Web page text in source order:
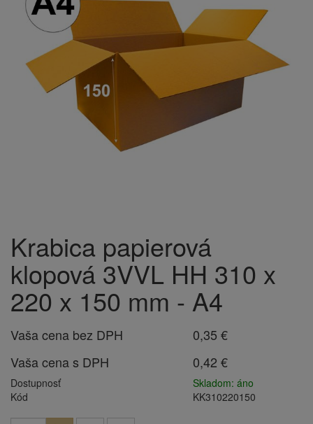
Krabica papierová
klopová 3VVL HH 310 x
220 x 150 mm - A4
Vaša cena bez DPH
0,35 €
Vaša cena s DPH
0,42 €
Dostupnosť
Skladom: áno
Kód
KK310220150